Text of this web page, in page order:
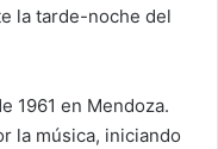
la tarde-noche del
1961 en Mendoza.
la música, iniciando